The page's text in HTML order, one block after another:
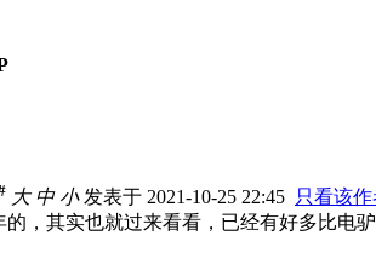
大 中 小发表于 2021-10-25 22:45 只看该
的，其实也就过来看看，已经有好多比电